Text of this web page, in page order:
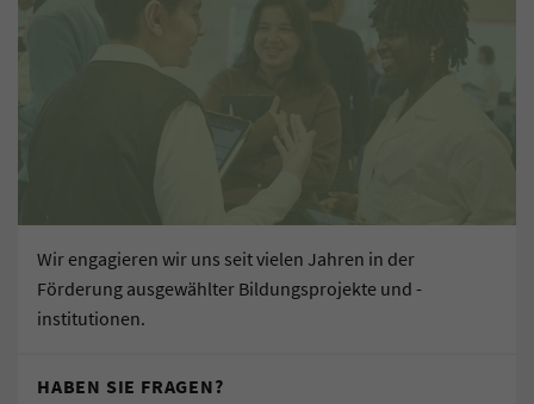
Wir engagieren wir uns seit vielen Jahren in der
Förderung ausgewählter Bildungsprojekte und -
institutionen.
HABEN SIE FRAGEN?